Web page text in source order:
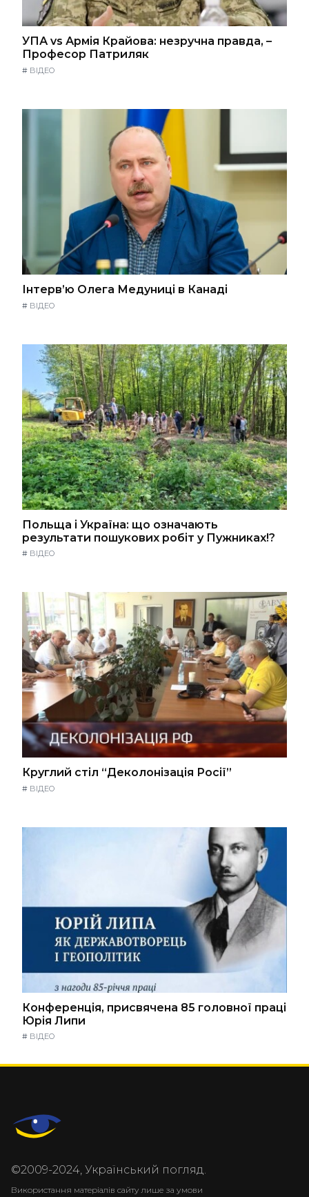
УПА vs Армія Крайова: незручна правда, –
Професор Патриляк
# ВІДЕО
Інтерв’ю Олега Медуниці в Канаді
# ВІДЕО
Польща і Україна: що означають
результати пошукових робіт у Пужниках!?
# ВІДЕО
Круглий стіл “Деколонізація Росії”
# ВІДЕО
Конференція, присвячена 85 головної праці
Юрія Липи
# ВІДЕО
©2009-2024, Український погляд.
Використання матеріалів сайту лише за умови